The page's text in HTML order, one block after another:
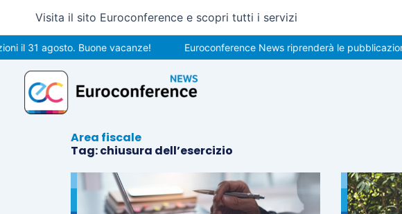
contenuto
Visita il sito Euroconference e scopri tutti i servizi
il 31 agosto. Buone vacanze! Euroconference News riprenderà le
Area fiscale
Tag: chiusura dell’esercizio